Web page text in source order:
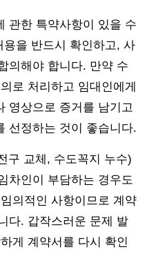
관한 특약사항이 있을 수
을 반드시 확인하고, 사
의해야 합니다. 만약 수
로 처리하고 임대인에게
영상으로 증거를 남기고
선정하는 것이 좋습니다.
구 교체, 수도꼭지 누수)
차인이 부담하는 경우도
의적인 사항이므로 계약
다. 갑작스러운 문제 발
게 계약서를 다시 확인